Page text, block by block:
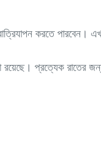
করতে পারবেন।
রয়েছে। প্রত্যেক